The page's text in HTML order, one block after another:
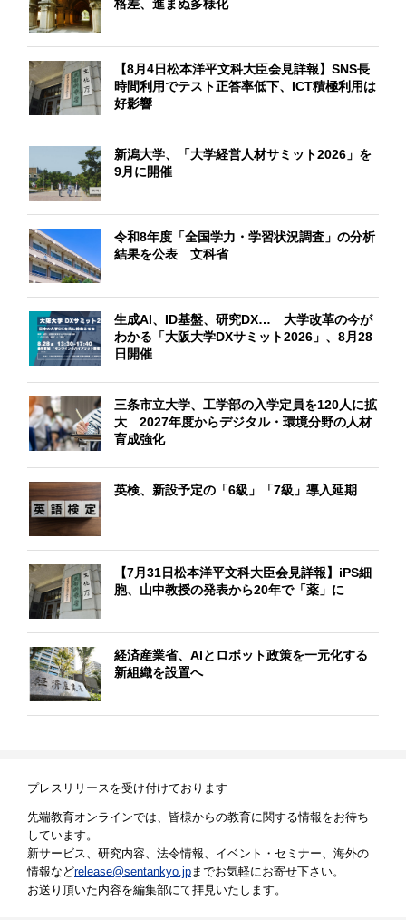
格差、進まぬ多様化
【8月4日松本洋平文科大臣会見詳報】SNS長
時間利用でテスト正答率低下、ICT積極利用は
好影響
新潟大学、「大学経営人材サミット2026」を
9月に開催
令和8年度「全国学力・学習状況調査」の分析
結果を公表 文科省
生成AI、ID基盤、研究DX… 大学改革の今が
わかる「大阪大学DXサミット2026」、8月28
日開催
三条市立大学、工学部の入学定員を120人に拡
大 2027年度からデジタル・環境分野の人材
育成強化
英検、新設予定の「6級」「7級」導入延期
【7月31日松本洋平文科大臣会見詳報】iPS細
胞、山中教授の発表から20年で「薬」に
経済産業省、AIとロボット政策を一元化する
新組織を設置へ
プレスリリースを受け付けております
先端教育オンラインでは、皆様からの教育に関する情報をお待ち
しています。
新サービス、研究内容、法令情報、イベント・セミナー、海外の
情報などrelease@sentankyo.jp までお気軽にお寄せ下さい。
お送り頂いた内容を編集部にて拝見いたします。